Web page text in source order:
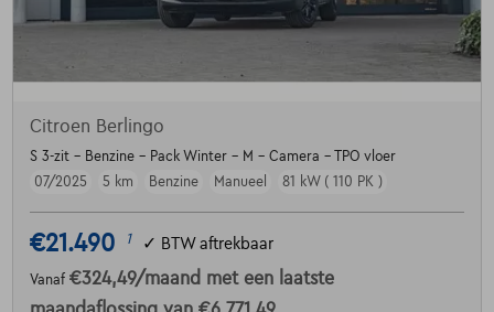
Citroen Berlingo
S 3-zit - Benzine - Pack Winter - M - Camera - TPO vloer
07/2025
5 km Benzine Manueel 81 kW ( 110 PK )
€21.490 1 ✓ BTW aftrekbaar
Vanaf €324,49/maand met een laatste